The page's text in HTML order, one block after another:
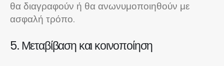
θα διαγραφούν ή θα ανωνυμοποιηθούν με
ασφαλή τρόπο.
5. Μεταβίβαση και κοινοποίηση